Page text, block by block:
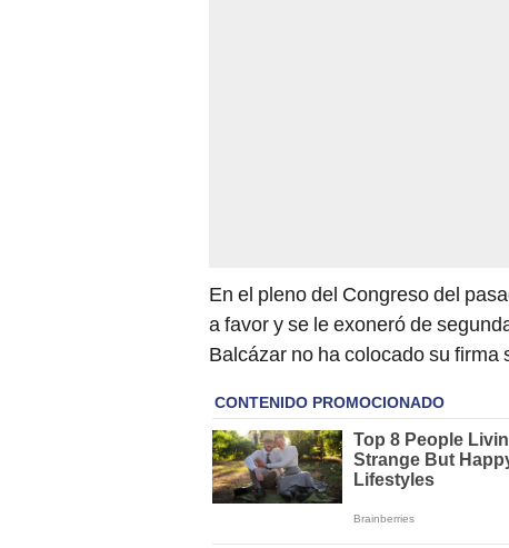
En el pleno del Congreso del
a favor y se le exoneró de
Balcázar no ha colocado su